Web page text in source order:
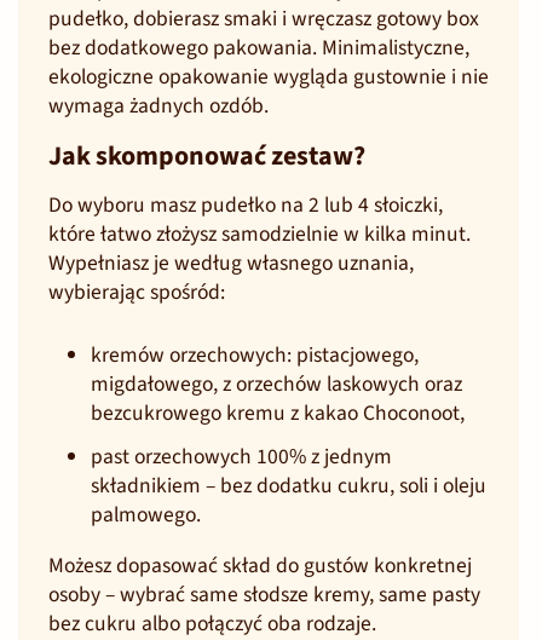
pudełko, dobierasz smaki i wręczasz gotowy box
bez dodatkowego pakowania. Minimalistyczne,
ekologiczne opakowanie wygląda gustownie i nie
wymaga żadnych ozdób.
Jak skomponować zestaw?
Do wyboru masz pudełko na 2 lub 4 słoiczki,
które łatwo złożysz samodzielnie w kilka minut.
Wypełniasz je według własnego uznania,
wybierając spośród:
kremów orzechowych: pistacjowego,
migdałowego, z orzechów laskowych oraz
bezcukrowego kremu z kakao Choconoot,
past orzechowych 100% z jednym
składnikiem – bez dodatku cukru, soli i oleju
palmowego.
Możesz dopasować skład do gustów konkretnej
osoby – wybrać same słodsze kremy, same pasty
bez cukru albo połączyć oba rodzaje.